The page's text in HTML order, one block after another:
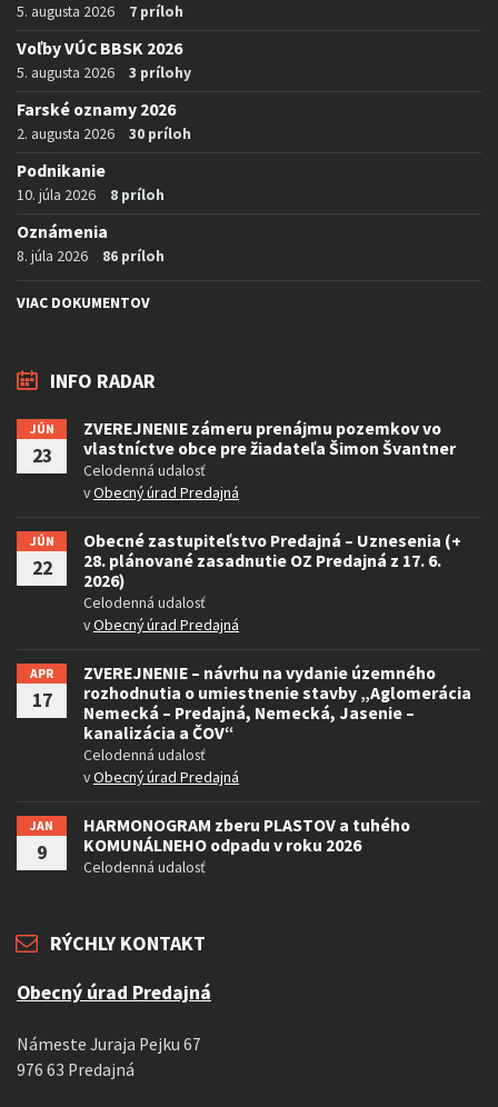
5. augusta 2026 7 príloh
Voľby VÚC BBSK 2026
5. augusta 2026 3 prílohy
Farské oznamy 2026
2. augusta 2026 30 príloh
Podnikanie
10. júla 2026 8 príloh
Oznámenia
8. júla 2026 86 príloh
VIAC DOKUMENTOV
INFO RADAR
JÚN
23
ZVEREJNENIE zámeru prenájmu pozemkov vo
vlastníctve obce pre žiadateľa Šimon Švantner
Celodenná udalosť
vObecný úrad Predajná
JÚN
22
Obecné zastupiteľstvo Predajná – Uznesenia (+
28. plánované zasadnutie OZ Predajná z 17. 6.
2026)
Celodenná udalosť
vObecný úrad Predajná
APR
17
ZVEREJNENIE – návrhu na vydanie územného
rozhodnutia o umiestnenie stavby „Aglomerácia
Nemecká – Predajná, Nemecká, Jasenie –
kanalizácia a ČOV“
Celodenná udalosť
vObecný úrad Predajná
JAN
9
HARMONOGRAM zberu PLASTOV a tuhého
KOMUNÁLNEHO odpadu v roku 2026
Celodenná udalosť
RÝCHLY KONTAKT
Obecný úrad Predajná
Námeste Juraja Pejku 67
976 63 Predajná